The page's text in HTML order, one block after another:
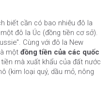
biết cần có bao nhiêu đô la
đô la Úc (đồng tiền cơ sở).
Cùng với đô la New
một đồng tiền của các quốc
tiền mà xuất khẩu của đất nước
(kim loại quý, dầu mỏ, nông